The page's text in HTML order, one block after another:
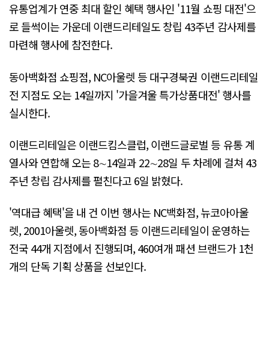
유통업계가 연중 최대 할인 혜택 행사인 '11월 쇼핑 대전'으
로 들썩이는 가운데 이랜드리테일도 창립 43주년 감사제를
마련해 행사에 참전한다.
동아백화점 쇼핑점, NC아울렛 등 대구경북권 이랜드리테일
전 지점도 오는 14일까지 '가을겨울 특가상품대전' 행사를
실시한다.
이랜드리테일은 이랜드킴스클럽, 이랜드글로벌 등 유통 계
열사와 연합해 오는 8∼14일과 22∼28일 두 차례에 걸쳐 43
주년 창립 감사제를 펼친다고 6일 밝혔다.
'역대급 혜택'을 내 건 이번 행사는 NC백화점, 뉴코아아울
렛, 2001아울렛, 동아백화점 등 이랜드리테일이 운영하는
전국 44개 지점에서 진행되며, 460여개 패션 브랜드가 1천
개의 단독 기획 상품을 선보인다.